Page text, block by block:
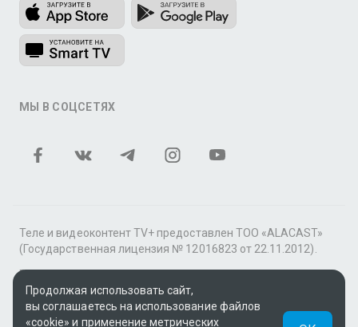
МЫ В СОЦСЕТЯХ
Теле и видеоконтент TV+ предоставлен ТОО «ALACAST»
(Государственная лицензия № 12016823 от 22.11.2012).
В рамках услуги «Видео по подписке» для «Пакета
фильмов и сериалов tv+» контент предоставляется
онлайн-кинотеатром MEGOGO.
Продолжая использовать сайт,
вы соглашаетесь на использование файлов
«cookie» и применение метрических